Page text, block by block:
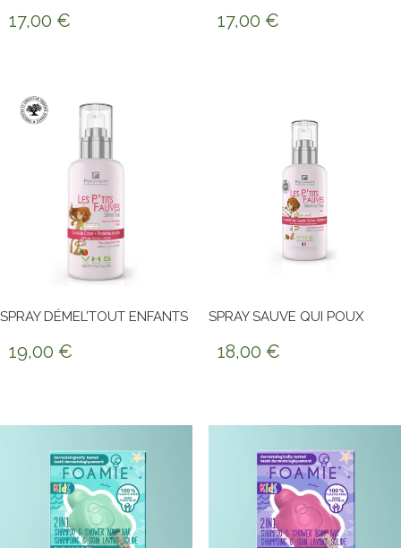
17,00 € 17,00 €
SPRAY DÉMEL’TOUT ENFANTS
19,00 €
SPRAY SAUVE QUI POUX
18,00 €